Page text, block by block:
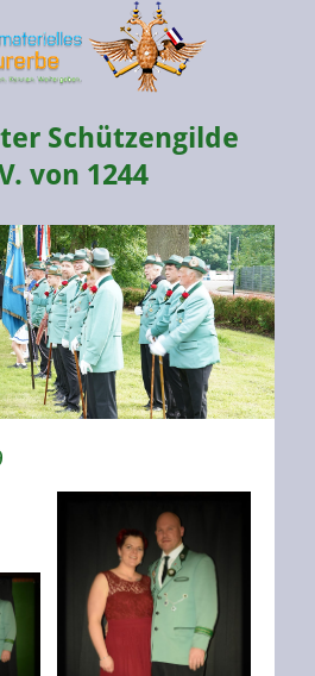
Schützengilde
von 1244